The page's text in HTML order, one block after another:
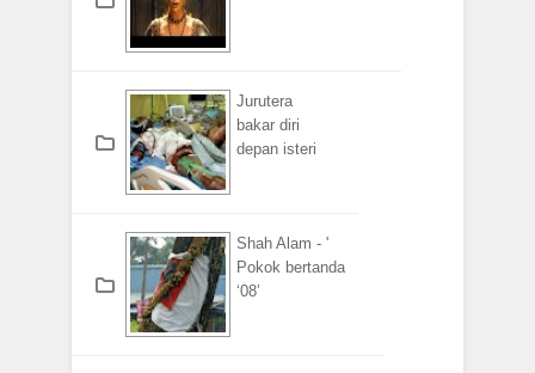
Jurutera
bakar diri
depan isteri
Shah Alam - '
Pokok bertanda
‘08’